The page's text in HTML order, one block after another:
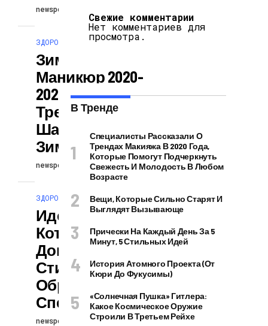
newspodcast
ЗДОРОВЬЕ И КРАСОТА
Зимний
Маникюр 2020-
2021 Года, Что В
Тренде: Елки,
Шарики Или
Зимние Пейзажи
newspodcast 26.02.2024
ЗДОРОВЬЕ И КРАСОТА
Идеи Маникюра,
Которые
Дополнят
Стильный
Образ: Мнение
Специалистов
newspodcast 26.02.2024
Свежие комментарии
Нет комментариев для
просмотра.
В Тренде
Специалисты Рассказали О
Трендах Макияжа В 2020 Года,
Которые Помогут Подчеркнуть
Свежесть И Молодость В Любом
Возрасте
Вещи, Которые Сильно Старят И
Выглядят Вызывающе
Прически На Каждый День За 5
Минут, 5 Стильных Идей
История Атомного Проекта (от
Кюри До Фукусимы)
«Солнечная Пушка» Гитлера:
Какое Космическое Оружие
Строили В Третьем Рейхе